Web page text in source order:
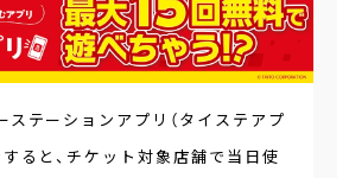
ステーションアプリ（タイステアプ
すると、チケット対象店舗で当日使